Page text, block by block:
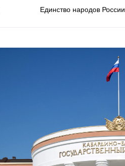
Единство народов России